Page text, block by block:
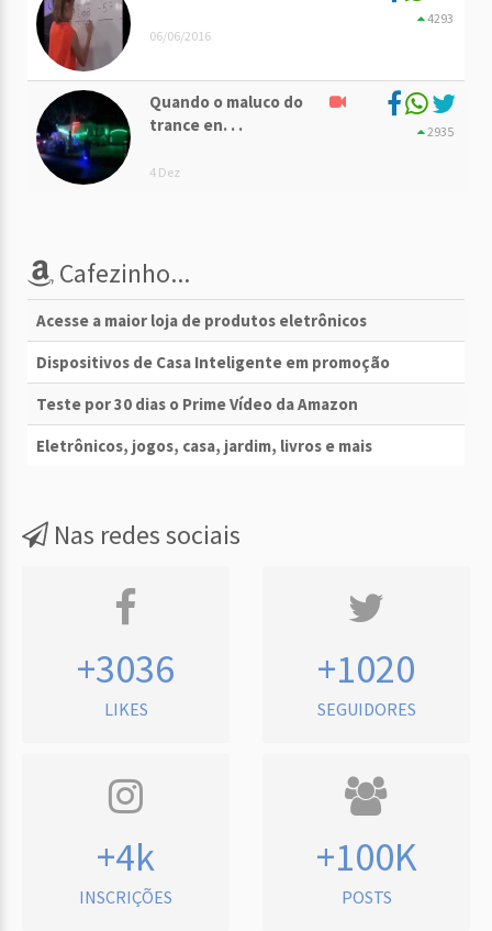
06/06/2016
4293
Quando o maluco do
trance en. . .
4 Dez
2935
Cafezinho...
Acesse a maior loja de produtos eletrônicos
Dispositivos de Casa Inteligente em promoção
Teste por 30 dias o Prime Vídeo da Amazon
Eletrônicos, jogos, casa, jardim, livros e mais
Nas redes sociais
+3036
LIKES
+1020
SEGUIDORES
+4k
INSCRIÇÕES
+100K
POSTS